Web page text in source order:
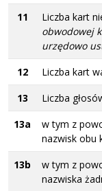
11 Liczba kart
obwodowej
urzędowo
12 Liczba kart
13
Liczba
13a
w tym z
nazwisk obu
13b
w tym z
nazwiska